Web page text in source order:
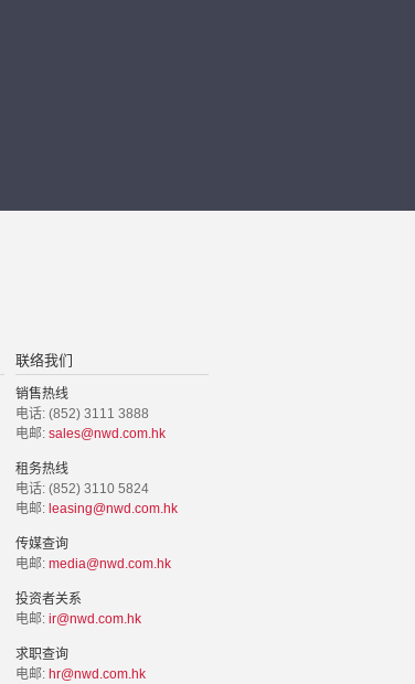
联络我们
销售热线
电话: (852) 3111 3888
电邮: sales@nwd.com.hk
租务热线
电话: (852) 3110 5824
电邮: leasing@nwd.com.hk
传媒查询
电邮: media@nwd.com.hk
投资者关系
电邮: ir@nwd.com.hk
求职查询
电邮: hr@nwd.com.hk